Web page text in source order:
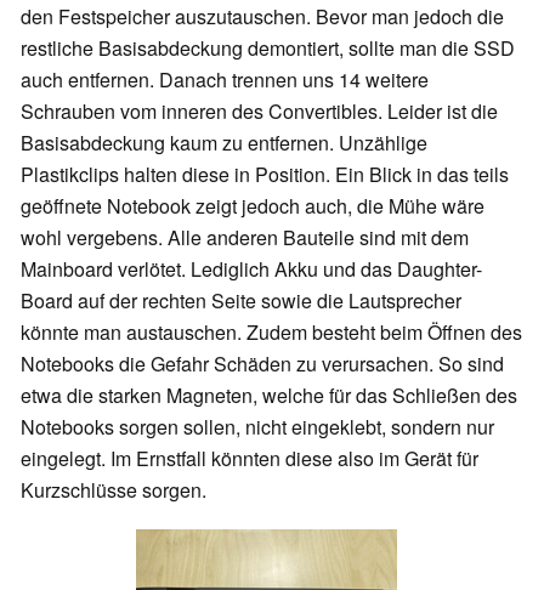
den Festspeicher auszutauschen. Bevor man jedoch die
restliche Basisabdeckung demontiert, sollte man die SSD
auch entfernen. Danach trennen uns 14 weitere
Schrauben vom inneren des Convertibles. Leider ist die
Basisabdeckung kaum zu entfernen. Unzählige
Plastikclips halten diese in Position. Ein Blick in das teils
geöffnete Notebook zeigt jedoch auch, die Mühe wäre
wohl vergebens. Alle anderen Bauteile sind mit dem
Mainboard verlötet. Lediglich Akku und das Daughter-
Board auf der rechten Seite sowie die Lautsprecher
könnte man austauschen. Zudem besteht beim Öffnen des
Notebooks die Gefahr Schäden zu verursachen. So sind
etwa die starken Magneten, welche für das Schließen des
Notebooks sorgen sollen, nicht eingeklebt, sondern nur
eingelegt. Im Ernstfall könnten diese also im Gerät für
Kurzschlüsse sorgen.